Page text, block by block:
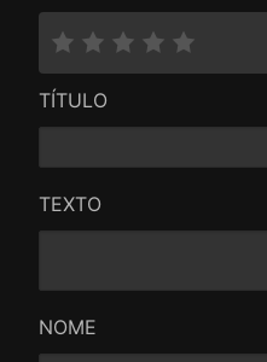
TÍTULO
TEXTO
NOME